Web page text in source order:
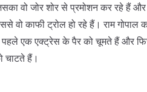
वो जोर शोर से प्रमोशन कर रहे हैं और
वो काफी ट्रोल हो रहे हैं। राम गोपाल
पहले एक एक्ट्रेस के पैर को चूमते हैं और
चाटते हैं।